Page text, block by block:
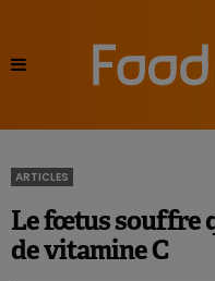
ARTICLES
Le fœtus souffre
de vitamine C